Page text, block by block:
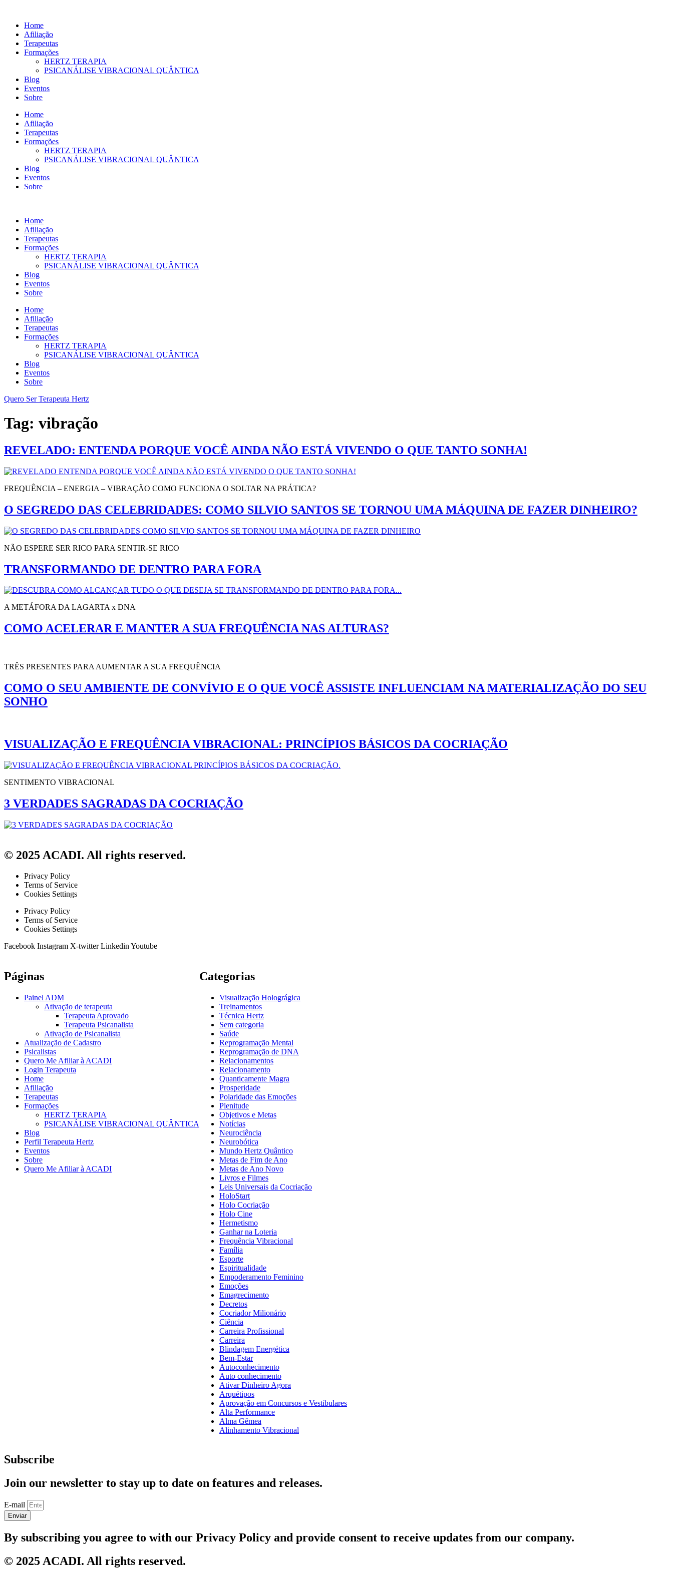
conteúdo
Home
Afiliação
Terapeutas
Formações
HERTZ TERAPIA
PSICANÁLISE VIBRACIONAL QUÂNTICA
Blog
Eventos
Sobre
Home
Afiliação
Terapeutas
Formações
HERTZ TERAPIA
PSICANÁLISE VIBRACIONAL QUÂNTICA
Blog
Eventos
Sobre
Home
Afiliação
Terapeutas
Formações
HERTZ TERAPIA
PSICANÁLISE VIBRACIONAL QUÂNTICA
Blog
Eventos
Sobre
Home
Afiliação
Terapeutas
Formações
HERTZ TERAPIA
PSICANÁLISE VIBRACIONAL QUÂNTICA
Blog
Eventos
Sobre
Quero Ser Terapeuta Hertz
Tag: vibração
REVELADO: ENTENDA PORQUE VOCÊ AINDA NÃO ESTÁ VIVENDO O QUE TANTO SONHA!
FREQUÊNCIA – ENERGIA – VIBRAÇÃO COMO FUNCIONA O SOLTAR NA PRÁTICA?
O SEGREDO DAS CELEBRIDADES: COMO SILVIO SANTOS SE TORNOU UMA MÁQUINA DE FAZER DINHEIRO?
NÃO ESPERE SER RICO PARA SENTIR-SE RICO
TRANSFORMANDO DE DENTRO PARA FORA
A METÁFORA DA LAGARTA x DNA
COMO ACELERAR E MANTER A SUA FREQUÊNCIA NAS ALTURAS?
TRÊS PRESENTES PARA AUMENTAR A SUA FREQUÊNCIA
COMO O SEU AMBIENTE DE CONVÍVIO E O QUE VOCÊ ASSISTE INFLUENCIAM NA MATERIALIZAÇÃO DO SEU
SONHO
VISUALIZAÇÃO E FREQUÊNCIA VIBRACIONAL: PRINCÍPIOS BÁSICOS DA COCRIAÇÃO
SENTIMENTO VIBRACIONAL
3 VERDADES SAGRADAS DA COCRIAÇÃO
© 2025 ACADI. All rights reserved.
Privacy Policy
Terms of Service
Cookies Settings
Privacy Policy
Terms of Service
Cookies Settings
Facebook Instagram X-twitter LinkedinYoutube
Páginas
Painel ADM
Ativação de terapeuta
Terapeuta Aprovado
Terapeuta Psicanalista
Ativação de Psicanalista
Atualização de Cadastro
Psicalistas
Quero Me Afiliar à ACADI
Login Terapeuta
Home
Afiliação
Terapeutas
Formações
HERTZ TERAPIA
PSICANÁLISE VIBRACIONAL QUÂNTICA
Blog
Perfil Terapeuta Hertz
Eventos
Sobre
Quero Me Afiliar à ACADI
Categorias
Visualização Holográgica
Treinamentos
Técnica Hertz
Sem categoria
Saúde
Reprogramação Mental
Reprogramação de DNA
Relacionamentos
Relacionamento
Quanticamente Magra
Prosperidade
Polaridade das Emoções
Plenitude
Objetivos e Metas
Notícias
Neurociência
Neurobótica
Mundo Hertz Quântico
Metas de Fim de Ano
Metas de Ano Novo
Livros e Filmes
Leis Universais da Cocriação
HoloStart
Holo Cocriação
Holo Cine
Hermetismo
Ganhar na Loteria
Frequência Vibracional
Família
Esporte
Espiritualidade
Empoderamento Feminino
Emoções
Emagrecimento
Decretos
Cocriador Milionário
Ciência
Carreira Profissional
Carreira
Blindagem Energética
Bem-Estar
Autoconhecimento
Auto conhecimento
Ativar Dinheiro Agora
Arquétipos
Aprovação em Concursos e Vestibulares
Alta Performance
Alma Gêmea
Alinhamento Vibracional
Subscribe
Join our newsletter to stay up to date on features and releases.
E-mail
Enviar
By subscribing you agree to with our Privacy Policy and provide consent to receive updates from our company.
© 2025 ACADI. All rights reserved.